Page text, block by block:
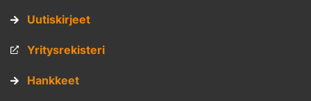
Uutiskirjeet
Yritysrekisteri
Hankkeet